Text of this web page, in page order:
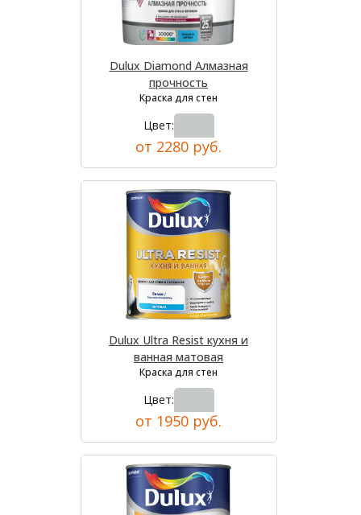
Dulux Diamond Алмазная
прочность
Краска для стен
Цвет:
от 2280 руб.
Dulux Ultra Resist кухня и
ванная матовая
Краска для стен
Цвет:
от 1950 руб.